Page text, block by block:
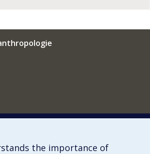
Département?the importance of